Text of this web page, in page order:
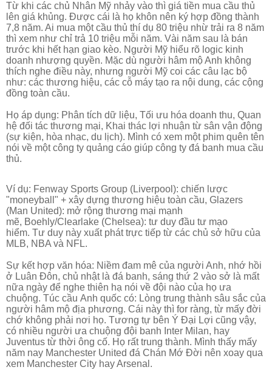
Từ khi các chủ Nhân Mỹ nhảy vào thì giá tiền mua cầu thủ
lên giá khủng. Được cái là họ khôn nên ký hợp đồng thành
7,8 năm. Ai mua một cầu thủ thí dụ 80 triệu nhừ trải ra 8 năm
thì xem như chỉ trả 10 triệu mỗi năm. Vài năm sau là bán
trước khi hết hạn giao kèo. Người Mỹ hiểu rõ logic kinh
doanh nhượng quyền. Mặc dù người hâm mộ Anh không
thích nghe điều này, nhưng người Mỹ coi các câu lạc bộ
như: các thương hiệu, các cỗ máy tạo ra nội dung, các cộng
đồng toàn cầu.
Họ áp dụng: Phân tích dữ liệu, Tối ưu hóa doanh thu, Quan
hệ đối tác thương mại, Khai thác lợi nhuận từ sân vận động
(sự kiện, hòa nhạc, du lịch). Mình có xem một phim quên tên
nói về một công ty quảng cáo giúp công ty đá banh mua cầu
thủ.
Ví dụ: Fenway Sports Group (Liverpool): chiến lược
"moneyball" + xây dựng thương hiệu toàn cầu, Glazers
(Man United): mở rộng thương mại mạnh
mẽ, Boehly/Clearlake (Chelsea): tư duy đầu tư mạo
hiểm. Tư duy này xuất phát trực tiếp từ các chủ sở hữu của
MLB, NBA và NFL.
Sự kết hợp văn hóa: Niềm đam mê của người Anh, nhớ hồi
ở Luân Đôn, chủ nhật là đá banh, sáng thứ 2 vào sở là mất
nữa ngày để nghe thiên hạ nói về đội nào của họ ưa
chuộng. Túc cầu Anh quốc có: Lòng trung thành sâu sắc của
người hâm mộ địa phương. Cái này thì for ràng, từ mấy đời
chớ không phải nơi họ. Tương tự bên Ý Đại Lợi cũng vậy,
có nhiều người ưa chuộng đội banh Inter Milan, hay
Juventus từ thời ông cố. Họ rất trung thành. Mình thấy mấy
năm nay Manchester United đá Chán Mớ Đời nên xoay qua
xem Manchester City hay Arsenal.